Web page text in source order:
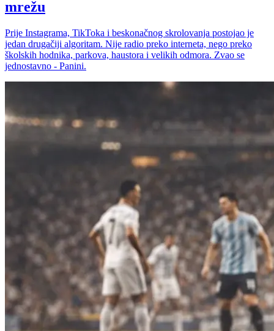
mrežu
Prije Instagrama, TikToka i beskonačnog skrolovanja postojao je
jedan drugačiji algoritam. Nije radio preko interneta, nego preko
školskih hodnika, parkova, haustora i velikih odmora. Zvao se
jednostavno - Panini.